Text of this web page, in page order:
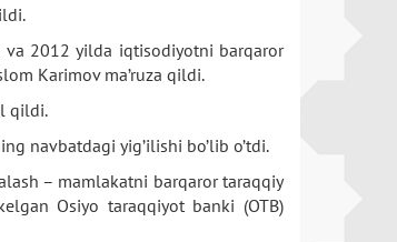
va 2012 yilda iqtisodiyotni barqaror
Karimov ma’ruza qildi.
qildi.
navbatdagi yig’ilishi bo’lib o’tdi.
– mamlakatni barqaror taraqqiy
Osiyo taraqqiyot banki (OTB)